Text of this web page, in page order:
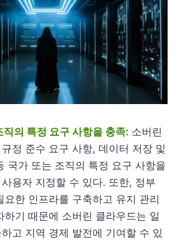
직의 특정 요구 사항을 충족: 소버린
정 준수 요구 사항, 데이터 저장 및
국가 또는 조직의 특정 요구 사항을
용자 지정할 수 있다. 또한, 정부
요한 인프라를 구축하고 유지 관리
하기 때문에 소버린 클라우드는 일
고 지역 경제 발전에 기여할 수 있